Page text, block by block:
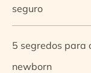
seguro
5 segredos para
newborn